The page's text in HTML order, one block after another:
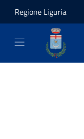
Regione Liguria